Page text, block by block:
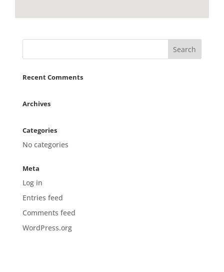
Recent Comments
Archives
Categories
No categories
Meta
Log in
Entries feed
Comments feed
WordPress.org